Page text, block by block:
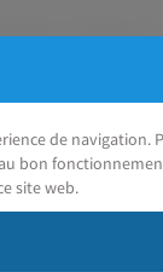
de navigation.
bon
site web.